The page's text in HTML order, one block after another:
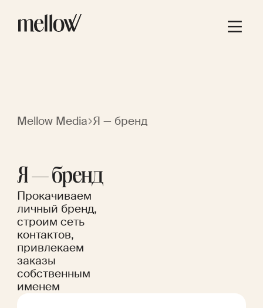
Mellow Media Я — бренд
Я — бренд
Прокачиваем
личный бренд,
строим сеть
контактов,
привлекаем
заказы
собственным
именем